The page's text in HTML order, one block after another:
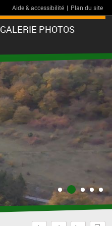
Aide & accessibilité | Plan du site
GALERIE PHOTOS